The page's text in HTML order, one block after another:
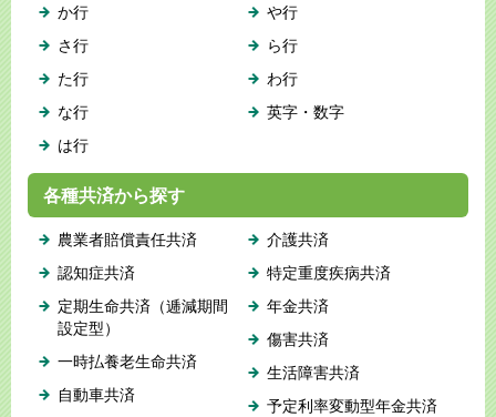
か行
さ行
た行
な行
は行
や行
ら行
わ行
英字・数字
各種共済から探す
農業者賠償責任共済
認知症共済
定期生命共済（逓減期間
設定型）
一時払養老生命共済
自動車共済
介護共済
特定重度疾病共済
年金共済
傷害共済
生活障害共済
予定利率変動型年金共済